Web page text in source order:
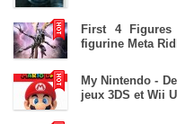
First 4
figurine Meta
My Nintendo -
jeux 3DS et Wii U